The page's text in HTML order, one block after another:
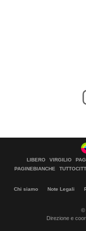
LIBERO VIRGILIO
PAGINEBIANCHE
Chi siamo Note Legali
©
Direzione e